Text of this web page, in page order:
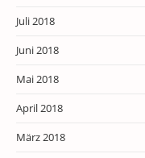
Juli 2018
Juni 2018
Mai 2018
April 2018
März 2018